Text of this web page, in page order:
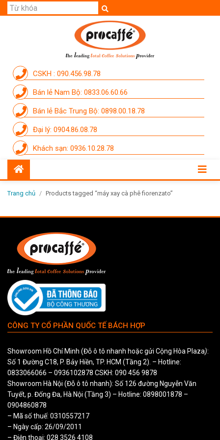
CSKH : 090.456.98.78
Bán lẻ Nam Bộ: 0833.06.60.66
Bán lẻ Bắc Trung Bộ: 0898.00.18.78
Đại lý: 0904.86.08.78
Khách sạn: 0936.10.28.78
DỊCH VỤ
CẨM NANG
THÀNH VIÊN PROCAFFE
KHUYẾN MÃI
SỰ KIỆN THƯƠNG HIỆU
LIÊN HỆ
Trang chủ / Products tagged “máy xay cà phê fiorenzato”
CÔNG TY CỔ PHẦN QUỐC TẾ BÁCH HỢP
Showroom Hồ Chí Minh (Đỗ ô tô nhanh hoặc gửi Cộng Hòa Plaza):
Số 1 Đường C18, P. Bảy Hiền, TP. HCM (Tầng 2). – Hotline:
0833066066 – 0936102878 CSKH: 090 456 9878
Showroom Hà Nội (Đỗ ô tô nhanh): Số 126 đường Nguyễn Văn
Tuyết, p. Đống Đa, Hà Nội (Tầng 3) – Hotline: 0898001878 –
0904860878
– Mã số thuế: 0310557217
– Ngày cấp: 26/09/2011
– Điện thoại: 028 3526 4108